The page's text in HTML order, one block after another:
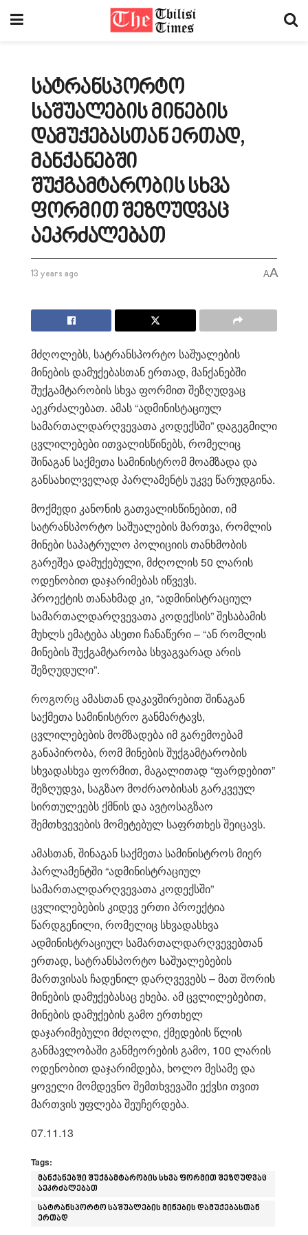
სატრანსპორტო
საშუალების მინების
დამუქებასთან ერთად,
მანქანებში
შუქგამტარობის სხვა
ფორმით შეზღუდვაც
აეკრძალებათ
13 years ago AA
მძღოლებს, სატრანსპორტო საშუალების
მინების დამუქებასთან ერთად, მანქანებში
შუქგამტარობის სხვა ფორმით შეზღუდვაც
აეკრძალებათ. ამას “ადმინისტაციულ
სამართალდარღვევათა კოდექსში” დაგეგმილი
ცვლილებები ითვალისწინებს, რომელიც
შინაგან საქმეთა სამინისტრომ მოამზადა და
განსახილველად პარლამენტს უკვე წარუდგინა.
მოქმედი კანონის გათვალისწინებით, იმ
სატრანსპორტო საშუალების მართვა, რომლის
მინები საპატრულო პოლიციის თანხმობის
გარეშეა დამუქებული, მძღოლის 50 ლარის
ოდენობით დაჯარიმებას იწვევს.
პროექტის თანახმად კი, “ადმინისტრაციულ
სამართალდარღვევათა კოდექსის” შესაბამის
მუხლს ემატება ასეთი ჩანაწერი – “ან რომლის
მინების შუქგამტარობა სხვაგვარად არის
შეზღუდული”.
როგორც ამასთან დაკავშირებით შინაგან
საქმეთა სამინისტრო განმარტავს,
ცვლილებების მომზადება იმ გარემოებამ
განაპირობა, რომ მინების შუქგამტარობის
სხვადასხვა ფორმით, მაგალითად “ფარდებით”
შეზღუდვა, საგზაო მოძრაობისას გარკვეულ
სირთულეებს ქმნის და ავტოსაგზაო
შემთხვევების მომეტებულ საფრთხეს შეიცავს.
ამასთან, შინაგან საქმეთა სამინისტროს მიერ
პარლამენტში “ადმინისტრაციულ
სამართალდარღვევათა კოდექსში”
ცვლილებების კიდევ ერთი პროექტია
წარდგენილი, რომელიც სხვადასხვა
ადმინისტრაციულ სამართალდარღვევებთან
ერთად, სატრანსპორტო საშუალებების
მართვისას ჩადენილ დარღვევებს – მათ შორის
მინების დამუქებასაც ეხება. ამ ცვლილებებით,
მინების დამუქების გამო ერთხელ
დაჯარიმებული მძღოლი, ქმედების წლის
განმავლობაში განმეორების გამო, 100 ლარის
ოდენობით დაჯარიმდება, ხოლო მესამე და
ყოველი მომდევნო შემთხვევაში ექვსი თვით
მართვის უფლება შეუჩერდება.
07.11.13
Tags:
მანქანებში შუქგამტარობის სხვა ფორმით შეზღუდვაც
აეკრძალებათ
სატრანსპორტო საშუალების მინების დამუქებასთან
ერთად